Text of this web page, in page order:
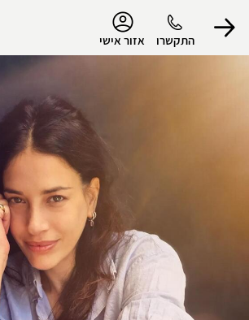
התקשרו אזור אישי
הפרופיל
התנתק